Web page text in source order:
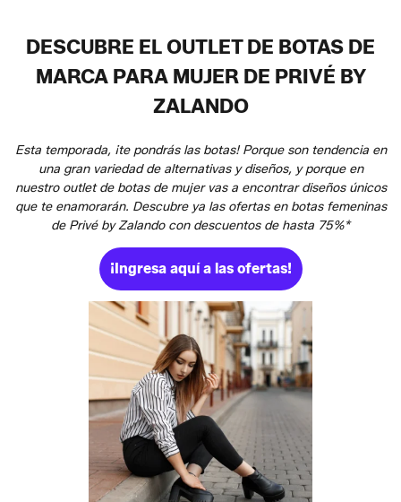
DESCUBRE EL OUTLET DE BOTAS DE
MARCA PARA MUJER DE PRIVÉ BY
ZALANDO
Esta temporada, ¡te pondrás las botas! Porque son tendencia en
una gran variedad de alternativas y diseños, y porque en
nuestro outlet de botas de mujer vas a encontrar diseños únicos
que te enamorarán. Descubre ya las ofertas en botas femeninas
de Privé by Zalando con descuentos de hasta 75%*
¡Ingresa aquí a las ofertas!